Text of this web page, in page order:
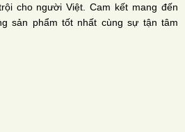
cho người Việt. Cam kết mang đến
sản phẩm tốt nhất cùng sự tận tâm